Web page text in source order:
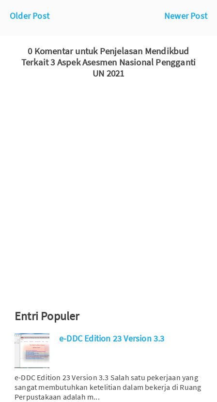
Newer Post
Older Post
0 Komentar untuk Penjelasan Mendikbud
Terkait 3 Aspek Asesmen Nasional Pengganti
UN 2021
Entri Populer
e-DDC Edition 23 Version 3.3
e-DDC Edition 23 Version 3.3 Salah satu pekerjaan yang
sangat membutuhkan ketelitian dalam bekerja di Ruang
Perpustakaan adalah m...